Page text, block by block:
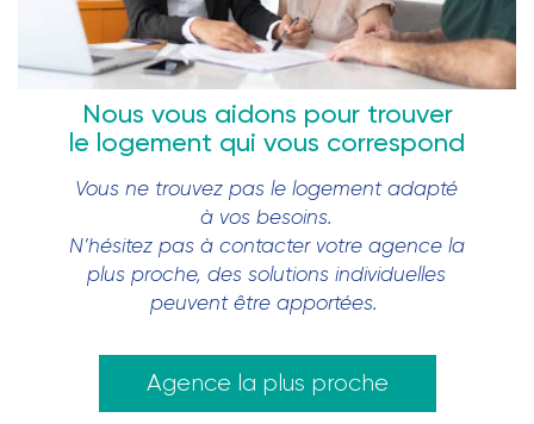
Nous vous aidons pour trouver
le logement qui vous correspond
Vous ne trouvez pas le logement adapté
à vos besoins.
N’hésitez pas à contacter votre agence la
plus proche, des solutions individuelles
peuvent être apportées.
Agence la plus proche